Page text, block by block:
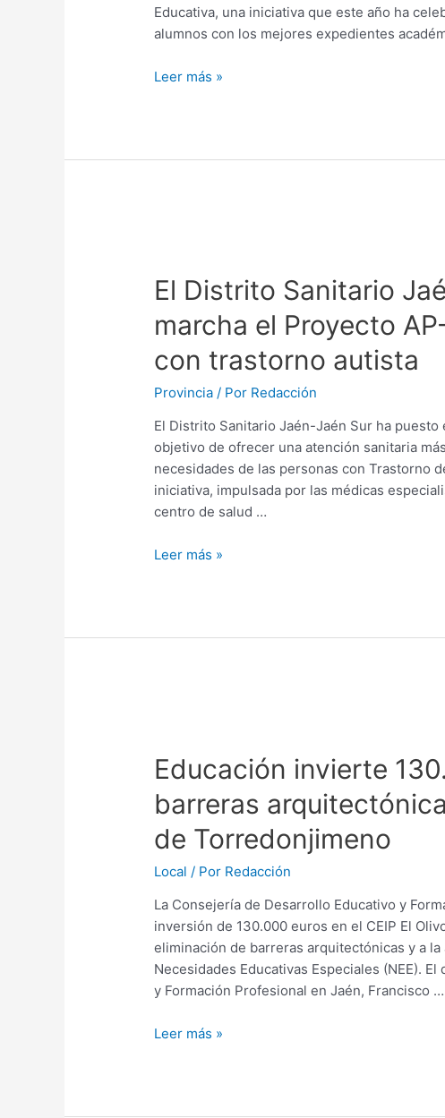
Educativa, una iniciativa que este año ha
alumnos con los mejores expedientes
Leer más »
El Distrito Sanitario
marcha el Proyecto
con trastorno autista
Provincia / Por Redacción
El Distrito Sanitario Jaén-Jaén Sur ha puesto
objetivo de ofrecer una atención sanitaria
necesidades de las personas con Trastorno
iniciativa, impulsada por las médicas
centro de salud …
Leer más »
Educación invierte
barreras
de Torredonjimeno
Local / Por Redacción
La Consejería de Desarrollo Educativo y
inversión de 130.000 euros en el CEIP El
eliminación de barreras arquitectónicas y a
Necesidades Educativas Especiales (NEE).
y Formación Profesional en Jaén, Francisco …
Leer más »